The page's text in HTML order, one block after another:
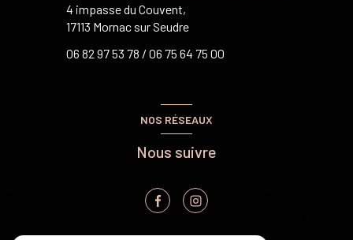
4 impasse du Couvent,
17113 Mornac sur Seudre
06 82 97 53 78 / 06 75 64 75 00
NOS RÉSEAUX
Nous suivre